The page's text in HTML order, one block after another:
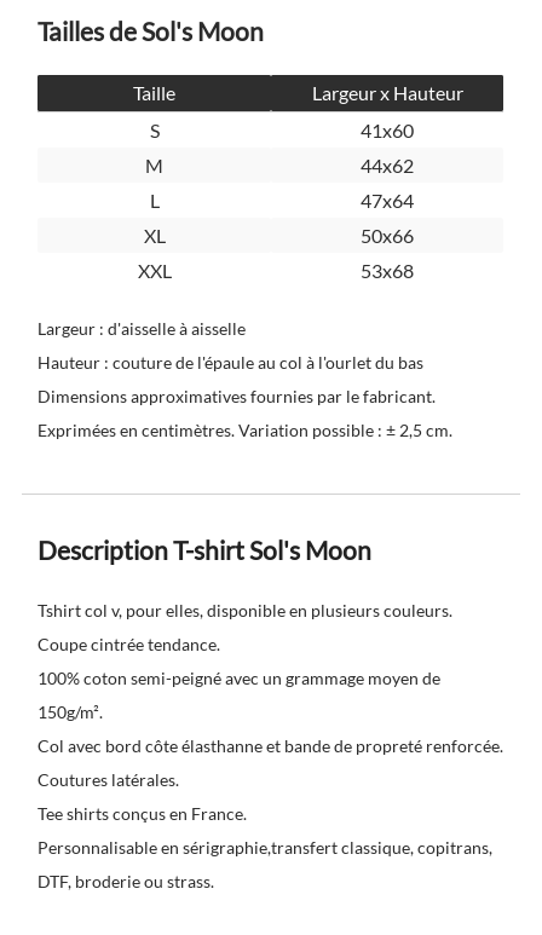
Tailles de Sol's Moon
Taille
Largeur x Hauteur
S
41x60
M
44x62
L
47x64
XL
50x66
XXL
53x68
Largeur : d'aisselle à aisselle
Hauteur : couture de l'épaule au col à l'ourlet du bas
Dimensions approximatives fournies par le fabricant.
Exprimées en centimètres. Variation possible : ± 2,5 cm.
Description T-shirt Sol's Moon
Tshirt col v, pour elles, disponible en plusieurs couleurs.
Coupe cintrée tendance.
100% coton semi-peigné avec un grammage moyen de
150g/m².
Col avec bord côte élasthanne et bande de propreté renforcée.
Coutures latérales.
Tee shirts conçus en France.
Personnalisable en sérigraphie,transfert classique, copitrans,
DTF, broderie ou strass.